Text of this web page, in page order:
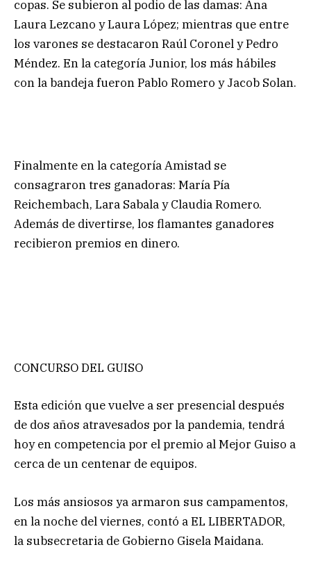
copas. Se subieron al podio de las damas: Ana
Laura Lezcano y Laura López; mientras que entre
los varones se destacaron Raúl Coronel y Pedro
Méndez. En la categoría Junior, los más hábiles
con la bandeja fueron Pablo Romero y Jacob Solan.
Finalmente en la categoría Amistad se
consagraron tres ganadoras: María Pía
Reichembach, Lara Sabala y Claudia Romero.
Además de divertirse, los flamantes ganadores
recibieron premios en dinero.
CONCURSO DEL GUISO
Esta edición que vuelve a ser presencial después
de dos años atravesados por la pandemia, tendrá
hoy en competencia por el premio al Mejor Guiso a
cerca de un centenar de equipos.
Los más ansiosos ya armaron sus campamentos,
en la noche del viernes, contó a EL LIBERTADOR,
la subsecretaria de Gobierno Gisela Maidana.